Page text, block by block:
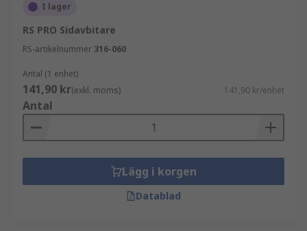
I lager
RS PRO Sidavbitare
RS-artikelnummer 316-060
Antal (1 enhet)
141,90 kr(exkl. moms) 141,90 kr/enhet
Antal
Lägg i korgen
Datablad